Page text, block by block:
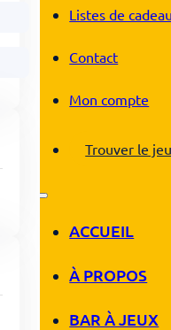
Listes de
Contact
Mon compte
Trouver le
ACCUEIL
À PROPOS
BAR À JEUX